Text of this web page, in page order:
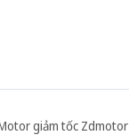
giảm tốc Zdmotor